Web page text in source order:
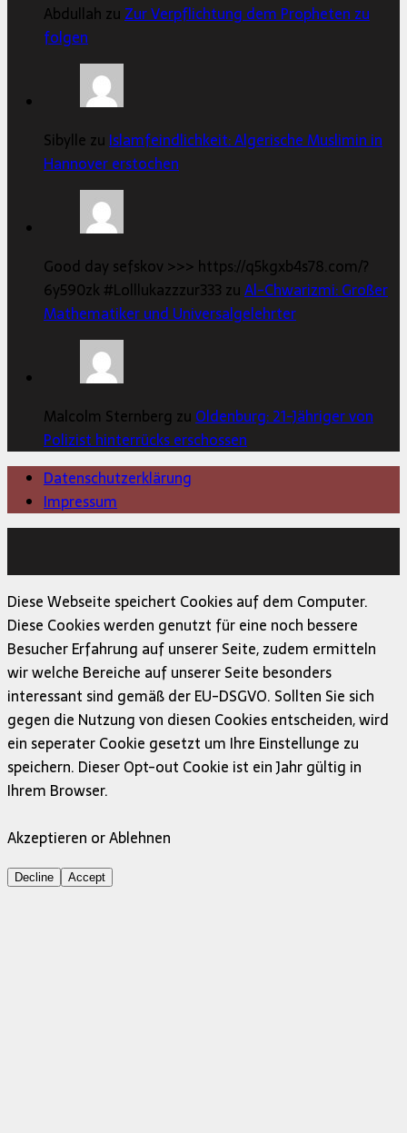
Abdullah zu Zur Verpflichtung dem Propheten zu
folgen
Sibylle zu Islamfeindlichkeit: Algerische Muslimin in
Hannover erstochen
Good day sefskov >>> https://q5kgxb4s78.com/?
6y590zk #Lolllukazzzur333 zuAl-Chwarizmi: Großer
Mathematiker und Universalgelehrter
Malcolm Sternberg zu Oldenburg: 21-Jähriger von
Polizist hinterrücks erschossen
Datenschutzerklärung
Impressum
Diese Webseite speichert Cookies auf dem Computer.
Diese Cookies werden genutzt für eine noch bessere
Besucher Erfahrung auf unserer Seite, zudem ermitteln
wir welche Bereiche auf unserer Seite besonders
interessant sind gemäß der EU-DSGVO. Sollten Sie sich
gegen die Nutzung von diesen Cookies entscheiden, wird
ein seperater Cookie gesetzt um Ihre Einstellunge zu
speichern. Dieser Opt-out Cookie ist ein Jahr gültig in
Ihrem Browser.
Akzeptieren or Ablehnen
Decline Accept